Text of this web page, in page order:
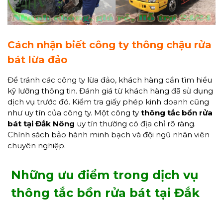
Cách nhận biết công ty thông chậu rửa
bát lừa đảo
Để tránh các công ty lừa đảo, khách hàng cần tìm hiểu
kỹ lưỡng thông tin. Đánh giá từ khách hàng đã sử dụng
dịch vụ trước đó. Kiểm tra giấy phép kinh doanh cũng
như uy tín của công ty. Một công ty thông tắc bồn rửa
bát tại Đắk Nông uy tín thường có địa chỉ rõ ràng.
Chính sách bảo hành minh bạch và đội ngũ nhân viên
chuyên nghiệp.
Những ưu điểm trong dịch vụ
thông tắc bồn rửa bát tại Đắk